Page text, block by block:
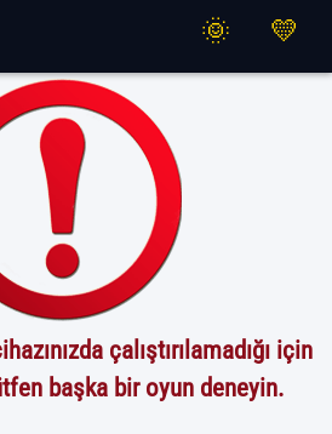
çalıştırılamadığı için
başka bir oyun deneyin.